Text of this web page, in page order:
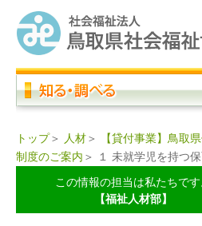
トップ＞ 人材＞
【貸付事業】鳥取
制度のご案内 ＞
１ 未就学児を持つ
この情報の担当は私たちです
【福祉人材部】